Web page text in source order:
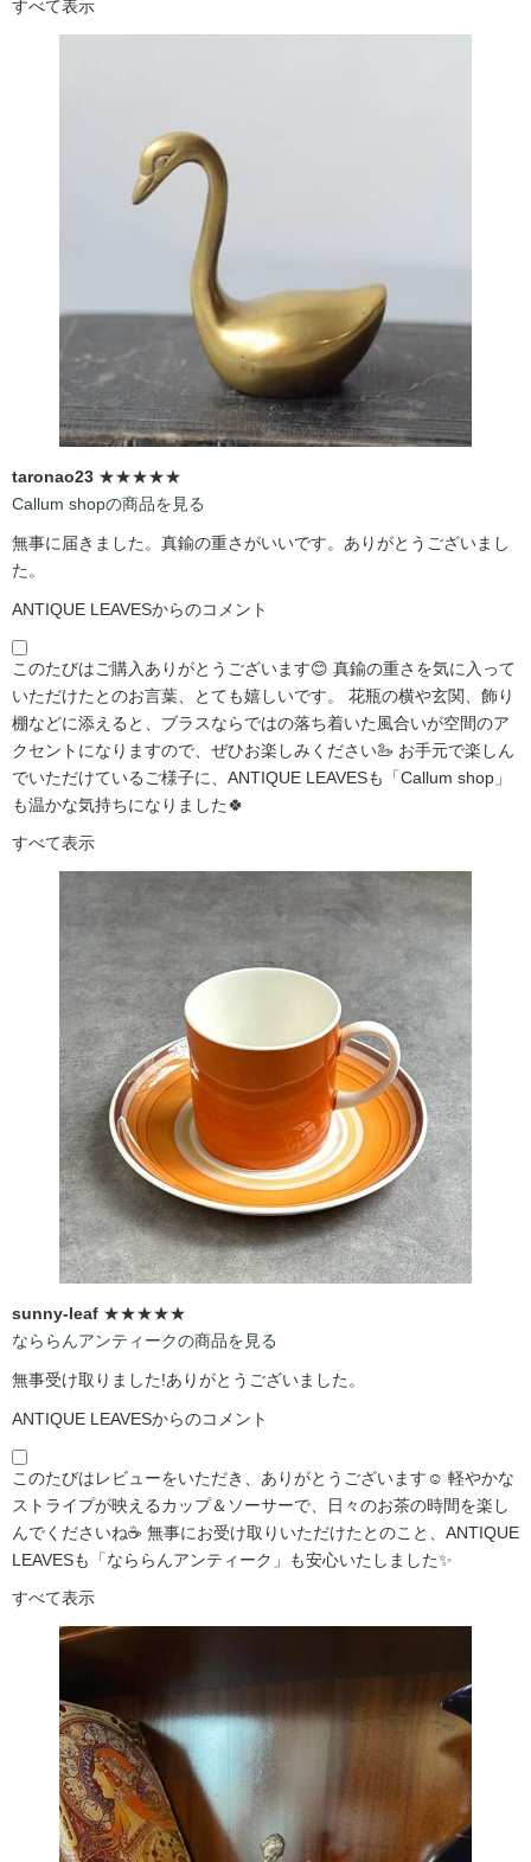
すべて表示
taronao23 ★★★★★
Callum shopの商品を見る
無事に届きました。真鍮の重さがいいです。ありがとうございまし
た。
ANTIQUE LEAVESからのコメント
このたびはご購入ありがとうございます😊 真鍮の重さを気に入って
いただけたとのお言葉、とても嬉しいです。 花瓶の横や玄関、飾り
棚などに添えると、ブラスならではの落ち着いた風合いが空間のア
クセントになりますので、ぜひお楽しみください🦢 お手元で楽しん
でいただけているご様子に、ANTIQUE LEAVESも「Callum shop」
も温かな気持ちになりました🍀
すべて表示
sunny-leaf ★★★★★
なららんアンティークの商品を見る
無事受け取りました!ありがとうございました。
ANTIQUE LEAVESからのコメント
このたびはレビューをいただき、ありがとうございます☺️ 軽やかな
ストライプが映えるカップ＆ソーサーで、日々のお茶の時間を楽し
んでくださいね☕ 無事にお受け取りいただけたとのこと、ANTIQUE
LEAVESも「なららんアンティーク」も安心いたしました✨
すべて表示